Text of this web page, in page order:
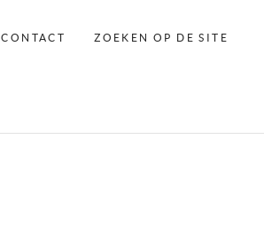
CONTACT ZOEKEN OP DE SITE